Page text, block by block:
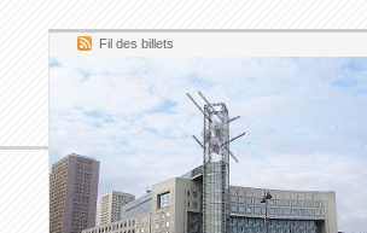
Fil des billets